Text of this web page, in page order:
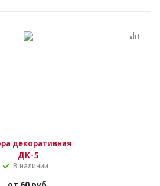
декоративная
ДК-5
В наличии